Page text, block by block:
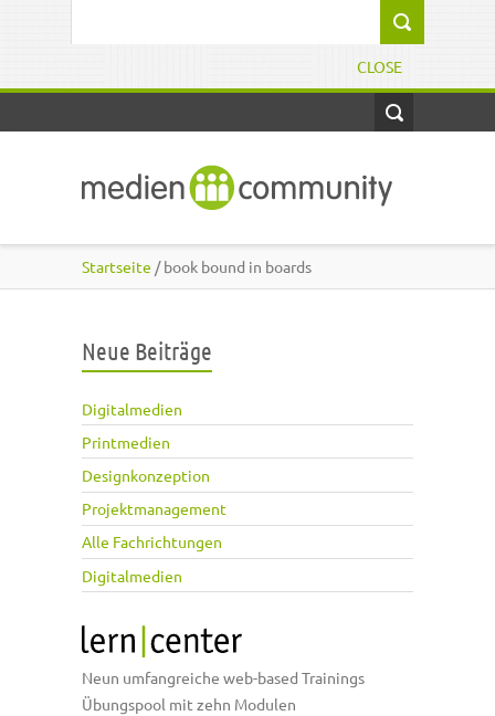
CLOSE
Startseite / book bound in boards
Neue Beiträge
Digitalmedien
Printmedien
Designkonzeption
Projektmanagement
Alle Fachrichtungen
Digitalmedien
Neun umfangreiche web-based Trainings
Übungspool mit zehn Modulen